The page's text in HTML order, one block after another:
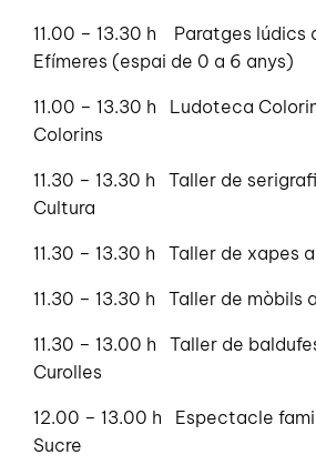
11.00 – 13.30 h Paratges lúdics
Efímeres (espai de 0 a 6 anys)
11.00 – 13.30 h Ludoteca
Colorins
11.30 – 13.30 h Taller de
Cultura
11.30 – 13.30 h Taller de xapes
11.30 – 13.30 h Taller de mòbils
11.30 – 13.00 h Taller de
Curolles
12.00 – 13.00 h Espectacle
Sucre